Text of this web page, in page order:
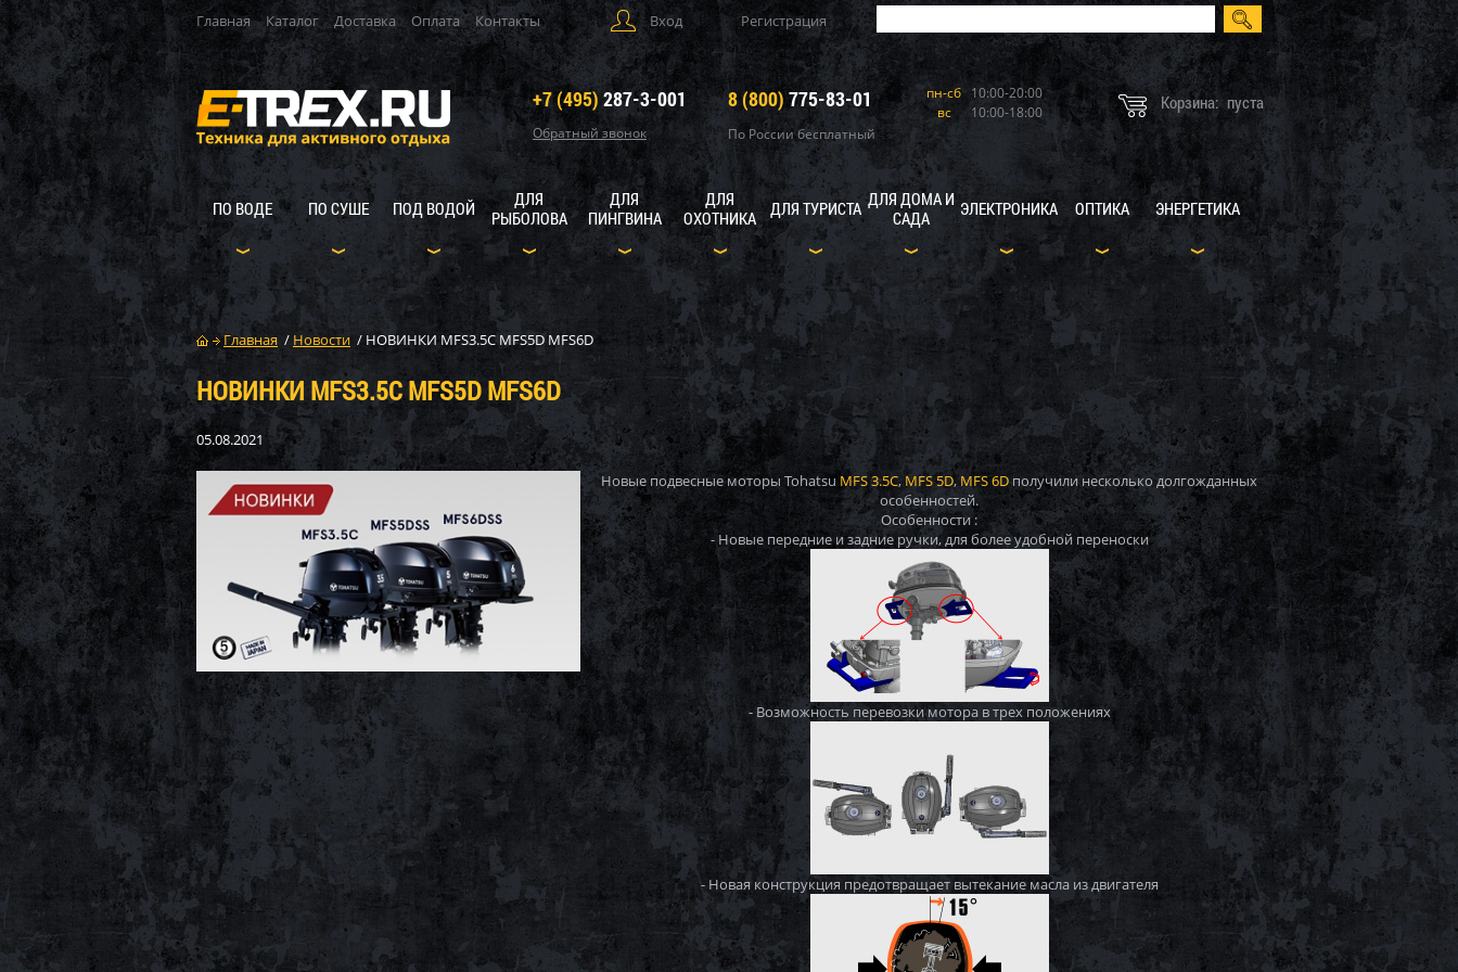
Главная Каталог Доставка Оплата Контакты Вход Регистрация
+7 (495) 287-3-001
Обратный звонок
8 (800) 775-83-01
По России бесплатный
пн-сб 10:00-20:00
вс
10:00-18:00 Корзина: пуста
ПО ВОДЕ ПО СУШЕ ПОД ВОДОЙ
ДЛЯ
РЫБОЛОВА
ДЛЯ
ПИНГВИНА
ДЛЯ
ОХОТНИКА
ДЛЯ ТУРИСТА ДЛЯ ДОМА И
САДА
ЭЛЕКТРОНИКА ОПТИКА ЭНЕРГЕТИКА
Главная / Новости / НОВИНКИ MFS3.5C MFS5D MFS6D
НОВИНКИ MFS3.5C MFS5D MFS6D
05.08.2021
Новые подвесные моторы Tohatsu MFS 3.5C, MFS 5D, MFS 6D получили несколько долгожданных
особенностей.
Особенности :
- Новые передние и задние ручки, для более удобной переноски
- Возможность перевозки мотора в трех положениях
- Новая конструкция предотвращает вытекание масла из двигателя